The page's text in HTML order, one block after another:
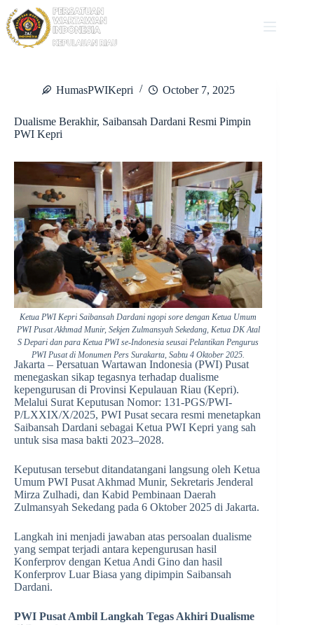
to
content
HumasPWIKepri October 7, 2025
Dualisme Berakhir, Saibansah Dardani Resmi Pimpin
PWI Kepri
Ketua PWI Kepri Saibansah Dardani ngopi sore dengan Ketua Umum
PWI Pusat Akhmad Munir, Sekjen Zulmansyah Sekedang, Ketua DK Atal
S Depari dan para Ketua PWI se-Indonesia seusai Pelantikan Pengurus
PWI Pusat di Monumen Pers Surakarta, Sabtu 4 Oktober 2025.
Jakarta – Persatuan Wartawan Indonesia (PWI) Pusat
menegaskan sikap tegasnya terhadap dualisme
kepengurusan di Provinsi Kepulauan Riau (Kepri).
Melalui Surat Keputusan Nomor: 131-PGS/PWI-
P/LXXIX/X/2025, PWI Pusat secara resmi menetapkan
Saibansah Dardani sebagai Ketua PWI Kepri yang sah
untuk sisa masa bakti 2023–2028.
Keputusan tersebut ditandatangani langsung oleh Ketua
Umum PWI Pusat Akhmad Munir, Sekretaris Jenderal
Mirza Zulhadi, dan Kabid Pembinaan Daerah
Zulmansyah Sekedang pada 6 Oktober 2025 di Jakarta.
Langkah ini menjadi jawaban atas persoalan dualisme
yang sempat terjadi antara kepengurusan hasil
Konferprov dengan Ketua Andi Gino dan hasil
Konferprov Luar Biasa yang dipimpin Saibansah
Dardani.
PWI Pusat Ambil Langkah Tegas Akhiri Dualisme